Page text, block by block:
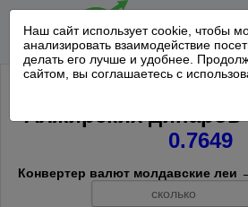
Наш сайт использует cookie, чтобы
анализировать взаимодействие
делать его лучше и удобнее.
сайтом, вы соглашаетесь с
Курс 10
Алжирских
0.7649
Конвертер валют молдавские леи